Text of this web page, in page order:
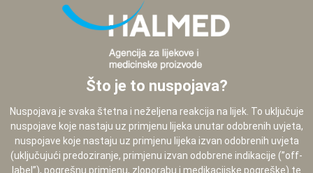
Što je to nuspojava?
Nuspojava je svaka štetna i neželjena reakcija na lijek. To uključuje
nuspojave koje nastaju uz primjenu lijeka unutar odobrenih uvjeta,
nuspojave koje nastaju uz primjenu lijeka izvan odobrenih uvjeta
(uključujući predoziranje, primjenu izvan odobrene indikacije (”off-
label”), pogrešnu primjenu, zloporabu i medikacijske pogreške) te